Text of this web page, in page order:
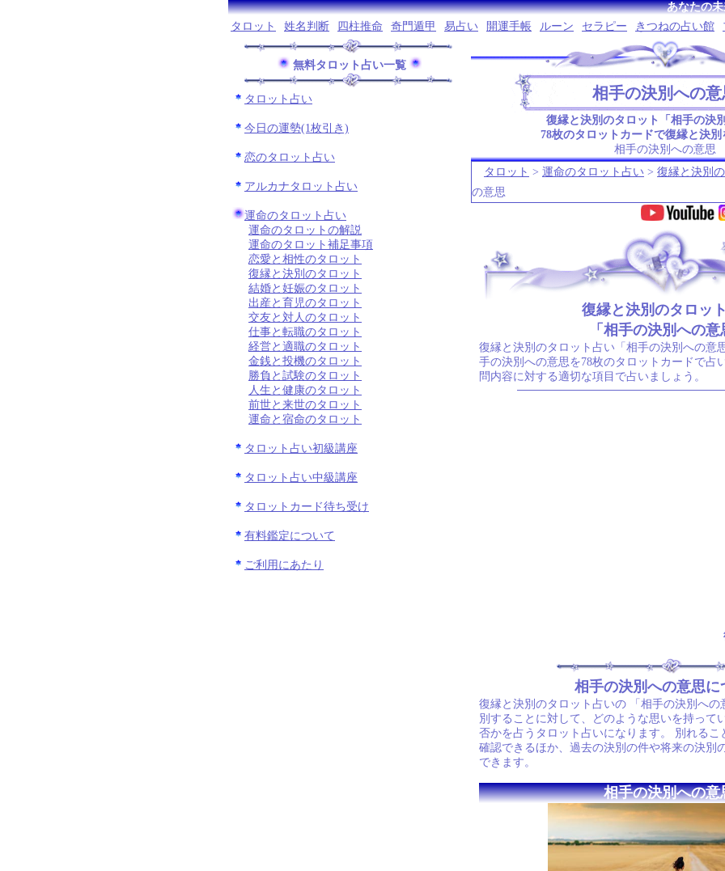
あなたの
タロット
姓名判断 四柱推命 奇門遁甲 易占い 開運手帳 ルーン セラピー きつねの占い館
相手の決別への意
復縁と決別のタロット「相手の決
78枚のタロットカードで復縁と決別
相手の決別への意思
無料タロット占い一覧
タロット占い
今日の運勢(1枚引き)
恋のタロット占い
アルカナタロット占い
運命のタロット占い
運命のタロットの解説
運命のタロット補足事項
恋愛と相性のタロット
復縁と決別のタロット
結婚と妊娠のタロット
出産と育児のタロット
交友と対人のタロット
仕事と転職のタロット
経営と適職のタロット
金銭と投機のタロット
勝負と試験のタロット
人生と健康のタロット
前世と来世のタロット
運命と宿命のタロット
タロット占い初級講座
タロット占い中級講座
タロットカード待ち受け
有料鑑定について
ご利用にあたり
タロット > 運命のタロット占い > 復縁と決別
の意思
.
復縁と決別のタロッ
「相手の決別への意
復縁と決別のタロット占い「相手の決別への意
手の決別への意思を78枚のタロットカードで占
問内容に対する適切な項目で占いましょう。
相手の決別への意思に
復縁と決別のタロット占いの 「相手の決別へ
別することに対して、どのような思いを持って
否かを占うタロット占いになります。 別れるこ
確認できるほか、過去の決別の件や将来の決別
できます。
相手の決別への意